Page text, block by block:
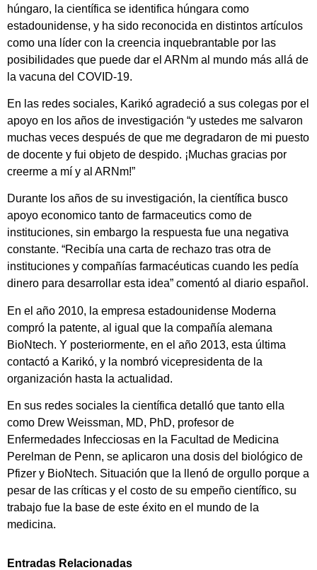
húngaro, la científica se identifica húngara como
estadounidense, y ha sido reconocida en distintos artículos
como una líder con la creencia inquebrantable por las
posibilidades que puede dar el ARNm al mundo más allá de
la vacuna del COVID-19.
En las redes sociales, Karikó agradeció a sus colegas por el
apoyo en los años de investigación “y ustedes me salvaron
muchas veces después de que me degradaron de mi puesto
de docente y fui objeto de despido. ¡Muchas gracias por
creerme a mí y al ARNm!”
Durante los años de su investigación, la científica busco
apoyo economico tanto de farmaceutics como de
instituciones, sin embargo la respuesta fue una negativa
constante. “Recibía una carta de rechazo tras otra de
instituciones y compañías farmacéuticas cuando les pedía
dinero para desarrollar esta idea” comentó al diario español.
En el año 2010, la empresa estadounidense Moderna
compró la patente, al igual que la compañía alemana
BioNtech. Y posteriormente, en el año 2013, esta última
contactó a Karikó, y la nombró vicepresidenta de la
organización hasta la actualidad.
En sus redes sociales la científica detalló que tanto ella
como Drew Weissman, MD, PhD, profesor de
Enfermedades Infecciosas en la Facultad de Medicina
Perelman de Penn, se aplicaron una dosis del biológico de
Pfizer y BioNtech. Situación que la llenó de orgullo porque a
pesar de las críticas y el costo de su empeño científico, su
trabajo fue la base de este éxito en el mundo de la
medicina.
Entradas Relacionadas